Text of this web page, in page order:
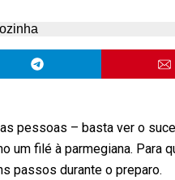
pessoas – basta ver o
um filé à parmegiana. Para
passos durante o preparo.